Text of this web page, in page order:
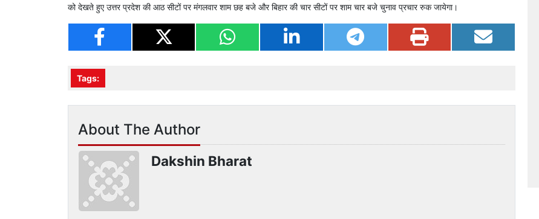
को देखते हुए उत्तर प्रदेश की आठ सीटों पर मंगलवार शाम छह बजे और बिहार की चार सीटों पर शाम चार बजे चुनाव प्रचार रुक जायेगा।
Tags:
About The Author
Dakshin Bharat